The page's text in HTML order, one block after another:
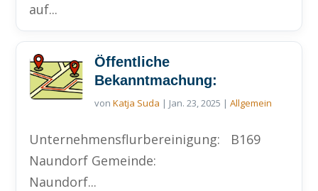
auf...
Öffentliche
Bekanntmachung:
vonKatja Suda | Jan. 23, 2025 |Allgemein
Unternehmensflurbereinigung: B169
Naundorf Gemeinde:
Naundorf...